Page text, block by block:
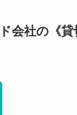
会社の《貸